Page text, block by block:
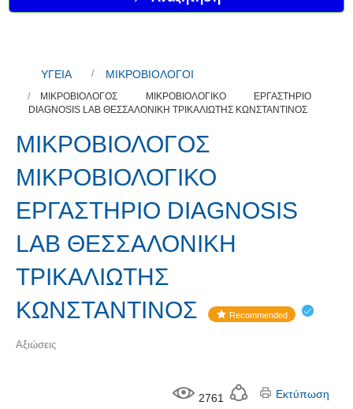
ΥΓΕΙΑ ΜΙΚΡΟΒΙΟΛΟΓΟΙ
ΜΙΚΡΟΒΙΟΛΟΓΟΣ ΜΙΚΡΟΒΙΟΛΟΓΙΚΟ ΕΡΓΑΣΤΗΡΙΟ
DIAGNOSIS LAB ΘΕΣΣΑΛΟΝΙΚΗ ΤΡΙΚΑΛΙΩΤΗΣ ΚΩΝΣΤΑΝΤΙΝΟΣ
ΜΙΚΡΟΒΙΟΛΟΓΟΣ
ΜΙΚΡΟΒΙΟΛΟΓΙΚΟ
ΕΡΓΑΣΤΗΡΙΟ DIAGNOSIS
LAB ΘΕΣΣΑΛΟΝΙΚΗ
ΤΡΙΚΑΛΙΩΤΗΣ
ΚΩΝΣΤΑΝΤΙΝΟΣ
Recommended
Αξιώσεις
2761 Εκτύπωση